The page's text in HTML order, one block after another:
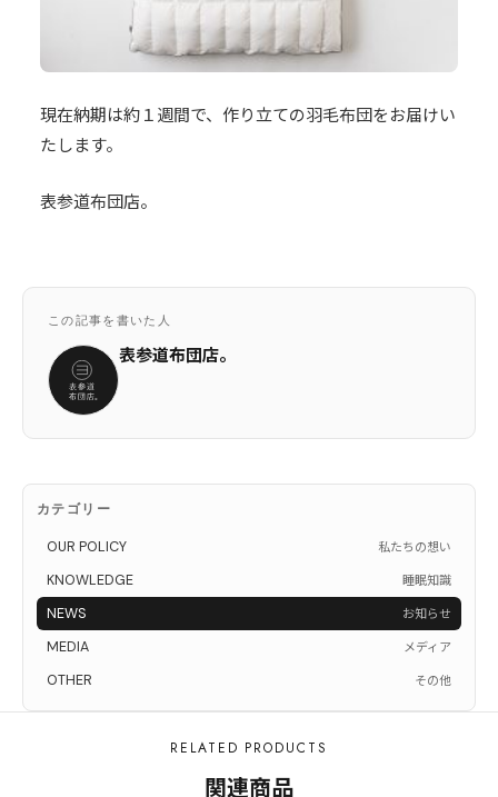
現在納期は約１週間で、作り立ての羽毛布団をお届けい
たします。
表参道布団店。
この記事を書いた人
表参道布団店。
カテゴリー
OUR POLICY 私たちの想い
KNOWLEDGE 睡眠知識
NEWS お知らせ
MEDIA メディア
OTHER その他
RELATED PRODUCTS
関連商品